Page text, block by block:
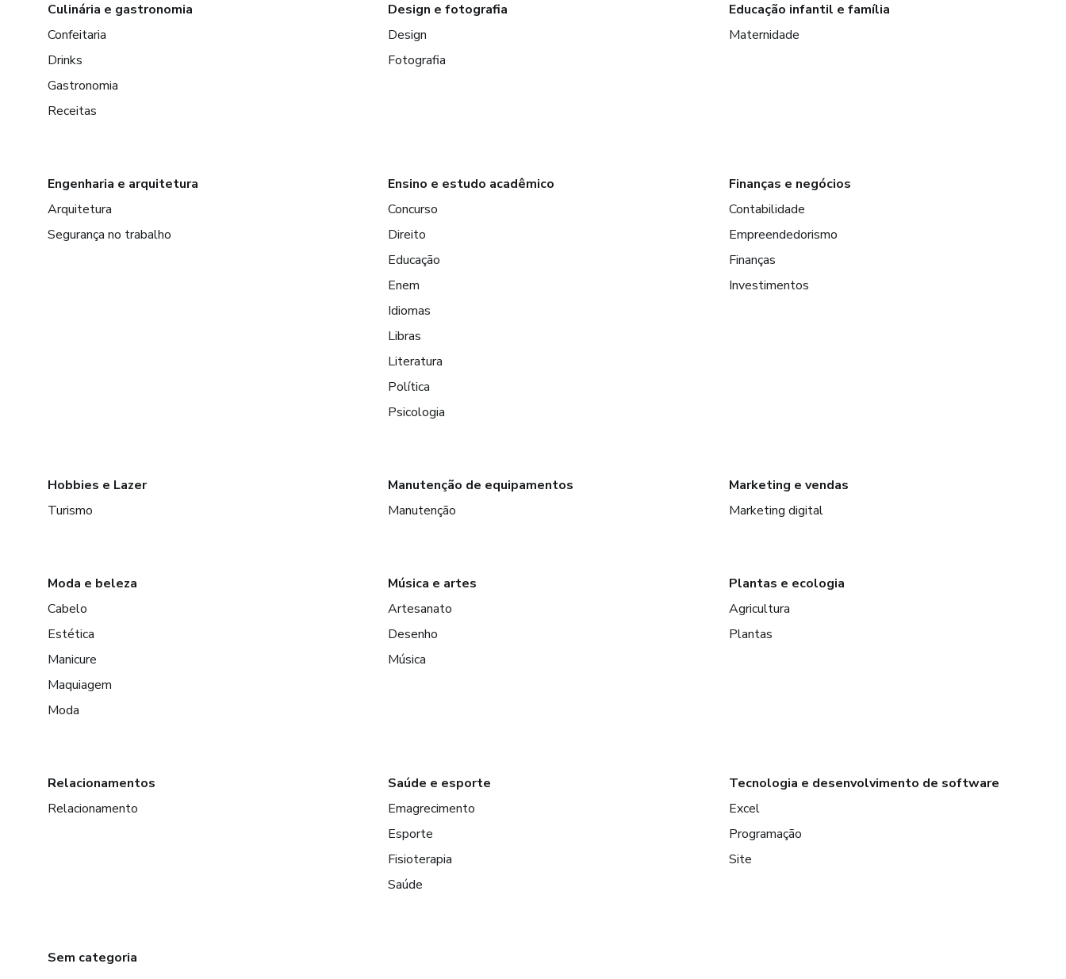
Culinária e gastronomia
Confeitaria
Drinks
Gastronomia
Receitas
Design e fotografia
Design
Fotografia
Educação infantil e família
Maternidade
Engenharia e arquitetura
Arquitetura
Segurança no trabalho
Ensino e estudo acadêmico
Concurso
Direito
Educação
Enem
Idiomas
Libras
Literatura
Política
Psicologia
Finanças e negócios
Contabilidade
Empreendedorismo
Finanças
Investimentos
Hobbies e Lazer
Turismo
Manutenção de equipamentos
Manutenção
Marketing e vendas
Marketing digital
Moda e beleza
Cabelo
Estética
Manicure
Maquiagem
Moda
Música e artes
Artesanato
Desenho
Música
Plantas e ecologia
Agricultura
Plantas
Relacionamentos
Relacionamento
Saúde e esporte
Emagrecimento
Esporte
Fisioterapia
Saúde
Tecnologia e desenvolvimento de software
Excel
Programação
Site
Sem categoria